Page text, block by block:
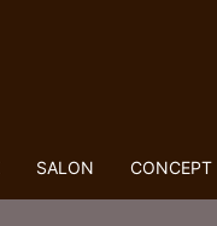
SALON CONCEPT